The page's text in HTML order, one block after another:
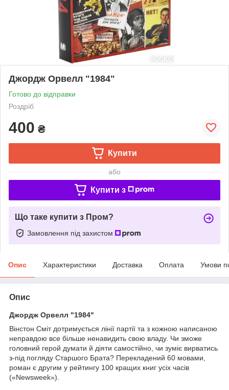
Джордж Орвелл "1984"
Готово до відправки
Роздріб
400 ₴
Купити
або
Купити з
Що таке купити з Пром?
Замовлення під захистом
Опис Характеристики Доставка Оплата Умови
Опис
Джордж Орвелл "1984"
Вінстон Сміт дотримується лінії партії та з кожною написаною
неправдою все більше ненавидить свою владу. Чи зможе
головний герой думати й діяти самостійно, чи зуміє вирватись
з-під погляду Старшого Брата? Перекладений 60 мовами,
роман є другим у рейтингу 100 кращих книг усіх часів
(«Newsweek»).